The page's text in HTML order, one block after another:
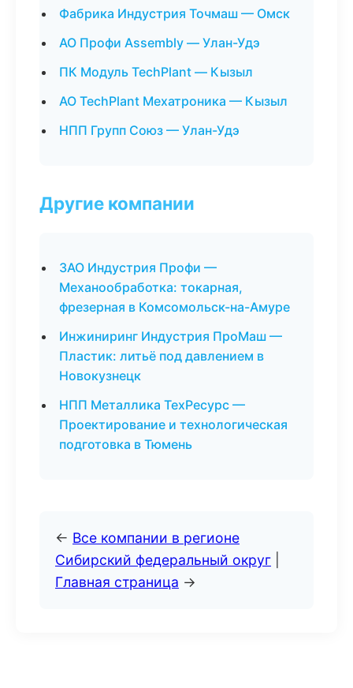
Фабрика Индустрия Точмаш — Омск
АО Профи Assembly — Улан-Удэ
ПК Модуль TechPlant — Кызыл
АО TechPlant Мехатроника — Кызыл
НПП Групп Союз — Улан-Удэ
Другие компании
ЗАО Индустрия Профи —
Механообработка: токарная,
фрезерная в Комсомольск-на-Амуре
Инжиниринг Индустрия ПроМаш —
Пластик: литьё под давлением в
Новокузнецк
НПП Металлика ТехРесурс —
Проектирование и технологическая
подготовка в Тюмень
← Все компании в регионе
Сибирский федеральный округ
Главная страница →